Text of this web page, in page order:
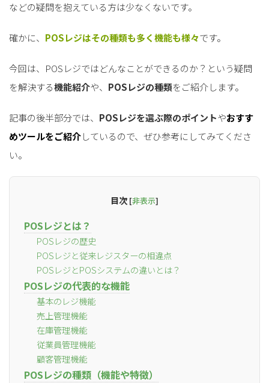
などの疑問を抱えている方は少なくないです。
確かに、 POSレジはその種類も多く機能も様々です。
今回は、POSレジではどんなことができるのか？という疑問
を解決する機能紹介や、 POSレジの種類をご紹介します。
記事の後半部分では、 POSレジを選ぶ際のポイントやおすす
めツールをご紹介しているので、ぜひ参考にしてみてくださ
い。
目次 [非表示]
POSレジとは？
POSレジの歴史
POSレジと従来レジスターの相違点
POSレジとPOSシステムの違いとは？
POSレジの代表的な機能
基本のレジ機能
売上管理機能
在庫管理機能
従業員管理機能
顧客管理機能
POSレジの種類（機能や特徴）